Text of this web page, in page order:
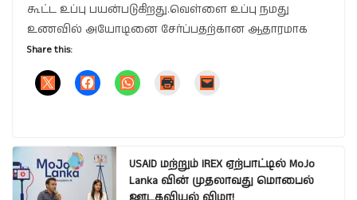
கூட்ட உப்பு பயன்படுகிறது.வெள்ளை உப்பு நமது
உணவில் அயோடினை சேர்ப்பதற்கான ஆதாரமாக
Share this:
USAID மற்றும் IREX ஏற்பாட்டில் MoJo
Lanka வின் முதலாவது மொபைல்